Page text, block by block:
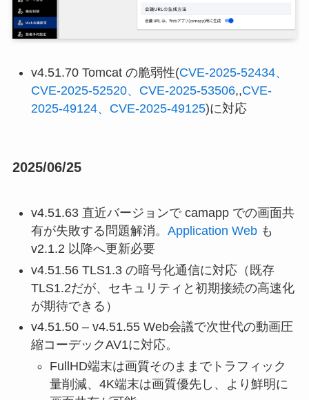
v4.51.70 Tomcat の脆弱性(CVE-2025-52434、
CVE-2025-52520、CVE-2025-53506,,CVE-
2025-49124、CVE-2025-49125)に対応
2025/06/25
v4.51.63 直近バージョンで camapp での画面共
有が失敗する問題解消。 Application Webも
v2.1.2 以降へ更新必要
v4.51.56 TLS1.3 の暗号化通信に対応（既存
TLS1.2だが、セキュリティと初期接続の高速化
が期待できる）
v4.51.50 – v4.51.55 Web会議で次世代の動画圧
縮コーデックAV1に対応。
FullHD端末は画質そのままでトラフィック
量削減、4K端末は画質優先し、より鮮明に